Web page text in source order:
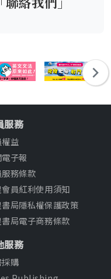
Edition)
服務
益
子報
務條款
員紅利使用須知
局隱私權保護政策
局電子商務條款
服務
購